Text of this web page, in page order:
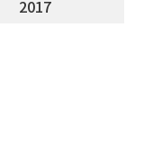
2017